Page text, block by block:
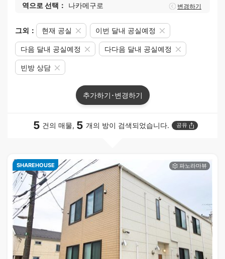
역으로 선택： 나카메구로 변경하기
그외： 현재 공실 이번 달내 공실예정
다음 달내 공실예정 다다음 달내 공실예정
빈방 상담
추가하기･변경하기
5 건의 매물, 5 개의 방이 검색되었습니다. 공유
SHAREHOUSE